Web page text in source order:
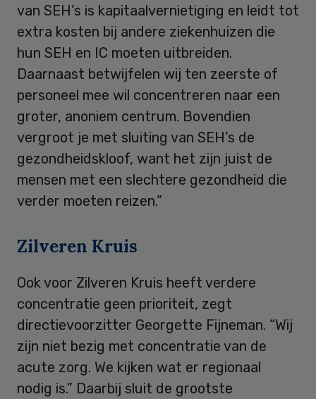
van SEH’s is kapitaalvernietiging en leidt tot
extra kosten bij andere ziekenhuizen die
hun SEH en IC moeten uitbreiden.
Daarnaast betwijfelen wij ten zeerste of
personeel mee wil concentreren naar een
groter, anoniem centrum. Bovendien
vergroot je met sluiting van SEH’s de
gezondheidskloof, want het zijn juist de
mensen met een slechtere gezondheid die
verder moeten reizen.”
Zilveren Kruis
Ook voor Zilveren Kruis heeft verdere
concentratie geen prioriteit, zegt
directievoorzitter Georgette Fijneman. “Wij
zijn niet bezig met concentratie van de
acute zorg. We kijken wat er regionaal
nodig is.” Daarbij sluit de grootste